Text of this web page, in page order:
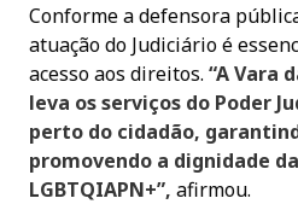
Conforme a defensora
atuação do Judiciário é
acesso aos direitos. “A Vara
leva os serviços do Poder
perto do cidadão,
promovendo a dignidade
LGBTQIAPN+”, afirmou.